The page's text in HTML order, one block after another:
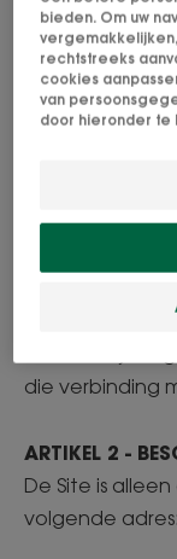
In het
Site geheel of
Door de Site
met de AGV
die verbinding
ARTIKEL 2 -
De Site is
volgende adres:
bieden. Om uw
rechtstreeks
cookies
van
door hieronder te